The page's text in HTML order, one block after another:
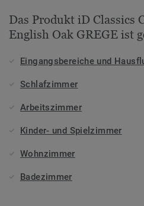
Das Produkt iD Classics
English Oak GREGE ist
Eingangsbereiche und
Schlafzimmer
Arbeitszimmer
Kinder- und Spielzimmer
Wohnzimmer
Badezimmer